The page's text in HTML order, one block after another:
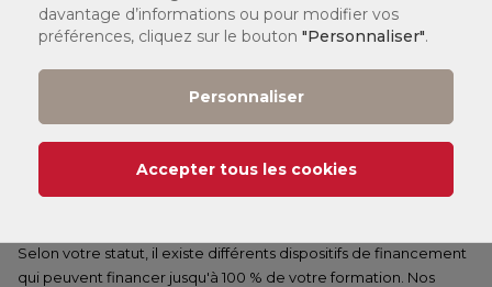
Cours en ligne
LÉGENDE :
Tarif(1):
Selon votre statut, il existe différents dispositifs de financement
qui peuvent financer jusqu'à 100 % de votre formation. Nos
davantage d’informations ou pour modifier vos
préférences, cliquez sur le bouton "Personnaliser".
Personnaliser
Accepter tous les cookies